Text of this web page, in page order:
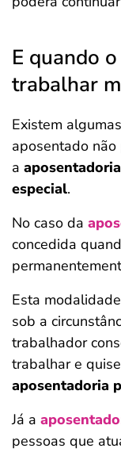
E quando
trabalhar
Existem
aposentado
a
especial.
No caso da
concedida
Esta
sob a
trabalhador
trabalhar e
aposentadoria
Já a
pessoas que